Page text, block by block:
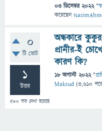
03 ডিসেম্বর 2022 "
করেছেন
0
টি ভোট
1
উত্তর
580 বার দেখা হয়েছে
অন্ধকারে
প্রানীর-ই
কারণ কি?
18 অগাস্ট 2022 "
Maksud (3,610